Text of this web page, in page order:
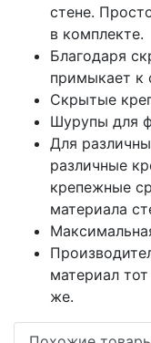
стене.
в комплекте.
Благодаря
примыкает к
Скрытые
Шурупы для
Для
различные
крепежные
материала
материал
же.